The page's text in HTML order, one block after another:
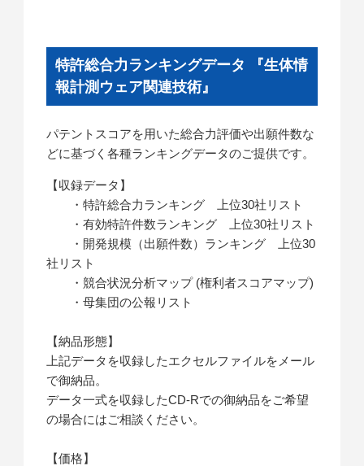
特許総合力ランキングデータ 『生体情
報計測ウェア関連技術』
パテントスコアを用いた総合力評価や出願件数な
どに基づく各種ランキングデータのご提供です。
【収録データ】
・特許総合力ランキング 上位30社リスト
・有効特許件数ランキング 上位30社リスト
・開発規模（出願件数）ランキング 上位30
社リスト
・競合状況分析マップ (権利者スコアマップ)
・母集団の公報リスト
【納品形態】
上記データを収録したエクセルファイルをメール
で御納品。
データ一式を収録したCD-Rでの御納品をご希望
の場合にはご相談ください。
【価格】